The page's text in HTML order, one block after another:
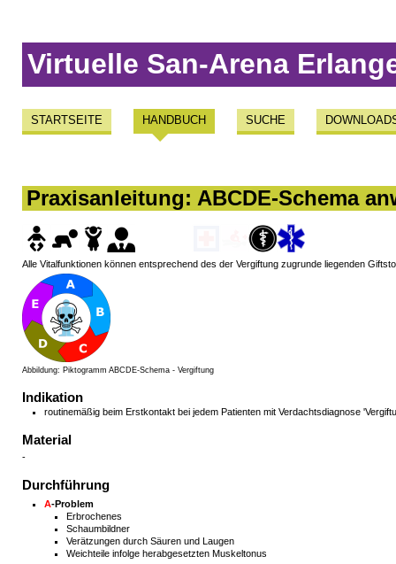
Virtuelle San-Arena
STARTSEITE HANDBUCH SUCHE
Praxisanleitung: ABCDE-Schema
Alle Vitalfunktionen können entsprechend des der Vergiftung zugrunde liegenden
Abbildung: Piktogramm ABCDE-Schema - Vergiftung
Indikation
routinemäßig beim Erstkontakt bei jedem Patienten mit Verdachtsdiagnose
Material
-
Durchführung
A-Problem
Erbrochenes
Schaumbildner
Verätzungen durch Säuren und Laugen
Weichteile infolge herabgesetzten Muskeltonus